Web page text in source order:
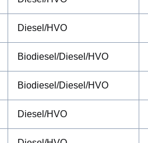
Diesel/HVO
Biodiesel/Diesel/HVO
Biodiesel/Diesel/HVO
Diesel/HVO